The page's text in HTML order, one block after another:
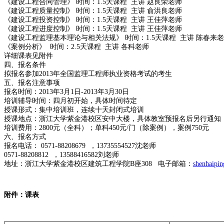
《建设工程合同管理》 时间：1.5天课程 主讲 赵良荣老师
《建设工程质量控制》 时间：1.5天课程 主讲 俞洪良老师
《建设工程投资控制》 时间：1.5天课程 主讲 王佳萍老师
《建设工程进度控制》 时间：1.5天课程 主讲 王佳萍老师
《建设工程监理基本理论与相关法规》 时间：1.5天课程 主讲 陈春来
《案例分析》 时间：2.5天课程 主讲 各科老师
详细课表见附件
四、报名条件
拟报名参加2013年全国监理工程师执业资格考试的考生
五、报名注意事项
报名时间：2013年3月1日-2013年3月30日
培训辅导时间：四月初开始，具体时间待定
授课形式：集中培训班，连续十天封闭式培训
授课地点：浙江大学紫金港校区安中大楼，具体教室预报名后另行通知
培训费用：2800元（全科）；单科450元/门（除案例），案例750元
六、报名方式
报名电话： 0571-88208679 ，13735554527沈老师
0571-88208812 ，13588416582刘老师
地址：浙江大学紫金港校区建筑工程学院B座308 电子邮箱：
附件：课表